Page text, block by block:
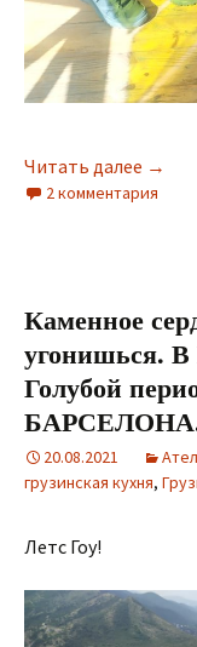
Читать далее Марс
→
2 комментария
Каменное
угонишься.
Голубой
20.08.2021
грузинская кухня,
Летс Гоу!